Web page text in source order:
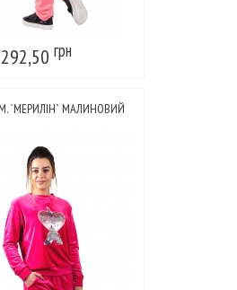
292,50 грн
`МЕРИЛІН` МАЛИНОВИЙ